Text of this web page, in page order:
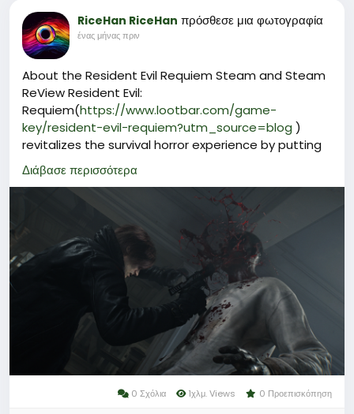
RiceHan RiceHan πρόσθεσε μια φωτογραφία
ένας μήνας πριν
About the Resident Evil Requiem Steam and Steam
ReView Resident Evil:
Requiem(https://www.lootbar.com/game-
key/resident-evil-requiem?utm_source=blog )
revitalizes the survival horror experience by putting
players in control of both Grace Ashcroft and Leon
S. Kennedy, each with their own investigative paths
and challenges. The ability to switch between first
and third person perspectives adds a fresh layer of
immersion, letting you decide how best to tackle
tense encounters and solve atmospheric puzzles.
Exploring eerie environments filled with hidden
dangers and scarce resources, Resident Evil:
Requiem keeps you on your toes from start to finish.
Διάβασε περισσότερα
0 Σχόλια 1χλμ. Views 0 Προεπισκόπηση